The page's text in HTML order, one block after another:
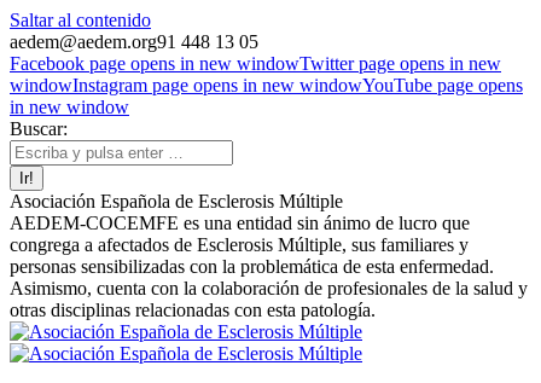
Saltar al contenido
aedem@aedem.org91 448 13 05
Facebook page opens in new windowTwitter page opens in new
windowInstagram page opens in new windowYouTube page opens
in new window
Buscar:
Asociación Española de Esclerosis Múltiple
AEDEM-COCEMFE es una entidad sin ánimo de lucro que
congrega a afectados de Esclerosis Múltiple, sus familiares y
personas sensibilizadas con la problemática de esta enfermedad.
Asimismo, cuenta con la colaboración de profesionales de la salud y
otras disciplinas relacionadas con esta patología.